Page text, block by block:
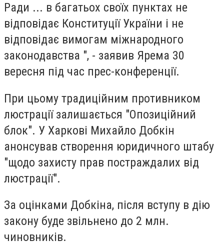
Ради ... в багатьох своїх пунктах не
відповідає Конституції України і не
відповідає вимогам міжнародного
законодавства ", - заявив Ярема 30
вересня під час прес-конференції.
При цьому традиційним противником
люстрації залишається "Опозиційний
блок". У Харкові Михайло Добкін
анонсував створення юридичного штабу
"щодо захисту прав постраждалих від
люстрації".
За оцінками Добкіна, після вступу в дію
закону буде звільнено до 2 млн.
чиновників.